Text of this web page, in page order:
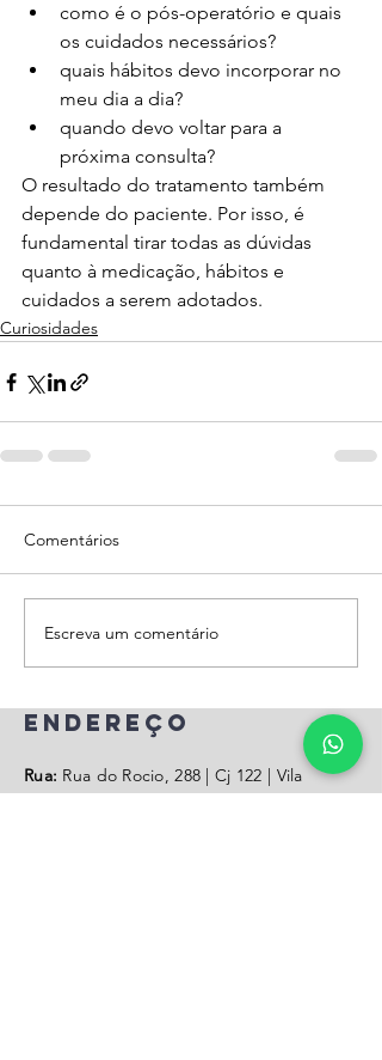
como é o pós-operatório e quais
os cuidados necessários?
quais hábitos devo incorporar no
meu dia a dia?
quando devo voltar para a
próxima consulta?
O resultado do tratamento também
depende do paciente. Por isso, é
fundamental tirar todas as dúvidas
quanto à medicação, hábitos e
cuidados a serem adotados.
Curiosidades
Comentários
Escreva um comentário
endereço
Rua: Rua do Rocio, 288 | Cj 122 | Vila